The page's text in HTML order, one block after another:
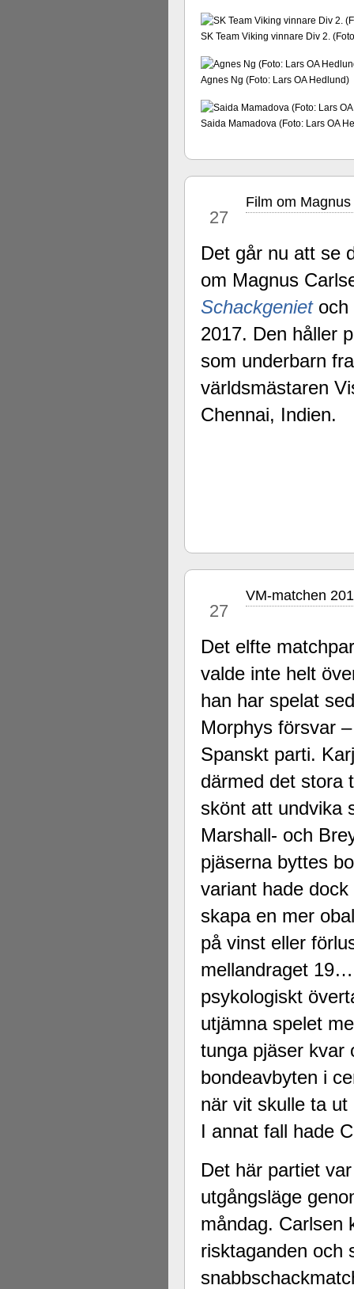
SK Team Viking vinnare Div 2.
Agnes Ng (Foto: Lars OA Hedlund)
Saida Mamadova (Foto: Lars OA
27
Film om
Det går nu att se
om Magnus
Schackgeniet och
2017. Den håller
som underbarn
världsmästaren
Chennai, Indien.
27
VM-matchen
Det elfte
valde inte helt
han har spelat
Morphys försvar
Spanskt parti.
därmed det stora
skönt att undvika
Marshall- och
pjäserna byttes
variant hade
skapa en mer
på vinst eller
mellandraget
psykologiskt
utjämna spelet
tunga pjäser kvar
bondeavbyten i
när vit skulle ta
I annat fall hade
Det här partiet
utgångsläge
måndag. Carlsen
risktaganden och